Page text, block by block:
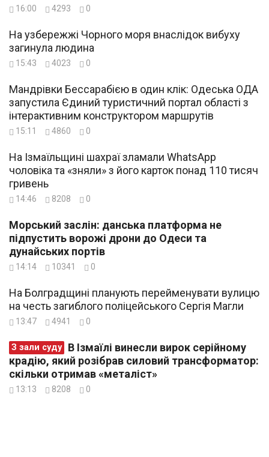
16:00 4293 0
На узбережжі Чорного моря внаслідок вибуху
загинула людина
15:43 4023 0
Мандрівки Бессарабією в один клік: Одеська ОДА
запустила Єдиний туристичний портал області з
інтерактивним конструктором маршрутів
15:11 4860 0
На Ізмаїльщині шахраї зламали WhatsApp
чоловіка та «зняли» з його карток понад 110 тисяч
гривень
14:46 8208 0
Морський заслін: данська платформа не
підпустить ворожі дрони до Одеси та
дунайських портів
14:14 10341 0
На Болградщині планують перейменувати вулицю
на честь загиблого поліцейського Сергія Магли
13:47 4941 0
З зали суду
крадію, який розібрав силовий трансформатор:
скільки отримав «металіст»
13:13 8208 0